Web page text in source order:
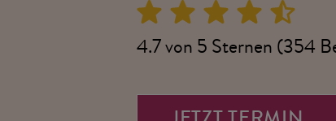
4.7 von 5 Sternen (354